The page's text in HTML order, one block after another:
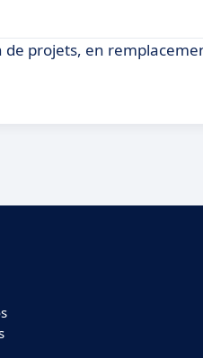
projets, en